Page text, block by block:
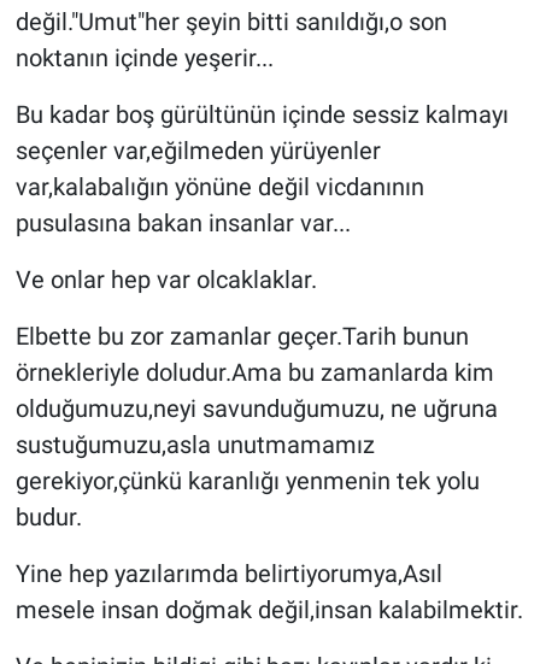
değil."Umut"her şeyin bitti sanıldığı,o son
noktanın içinde yeşerir...
Bu kadar boş gürültünün içinde sessiz kalmayı
seçenler var,eğilmeden yürüyenler
var,kalabalığın yönüne değil vicdanının
pusulasına bakan insanlar var...
Ve onlar hep var olcaklaklar.
Elbette bu zor zamanlar geçer.Tarih bunun
örnekleriyle doludur.Ama bu zamanlarda kim
olduğumuzu,neyi savunduğumuzu, ne uğruna
sustuğumuzu,asla unutmamamız
gerekiyor,çünkü karanlığı yenmenin tek yolu
budur.
Yine hep yazılarımda belirtiyorumya,Asıl
mesele insan doğmak değil,insan kalabilmektir.